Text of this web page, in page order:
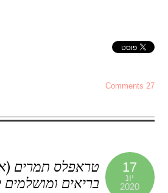
27 Comments
17
יונ
2020
טראפלס תמרים
בריאים